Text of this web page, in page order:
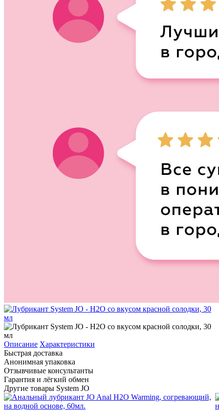
Описание Характеристики
Быстрая доставка
Анонимная упаковка
Отзывчивые консультанты
Гарантия и лёгкий обмен
Другие товары System JO